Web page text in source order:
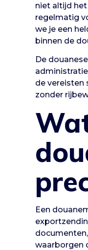
niet altijd het
regelmatig
we je een
binnen de
De
de vereisten
zonder
Een
waarborgen